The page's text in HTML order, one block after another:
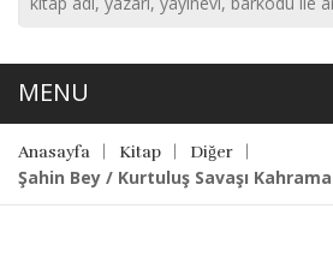
Anasayfa Kitap Diğer
Şahin Bey / Kurtuluş Savaşı